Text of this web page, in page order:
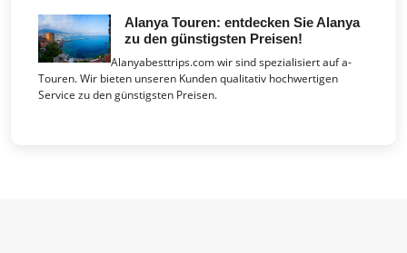
Alanya Touren: entdecken Sie Alanya
zu den günstigsten Preisen!
Alanyabesttrips.com wir sind spezialisiert auf a-
Touren. Wir bieten unseren Kunden qualitativ hochwertigen
Service zu den günstigsten Preisen.